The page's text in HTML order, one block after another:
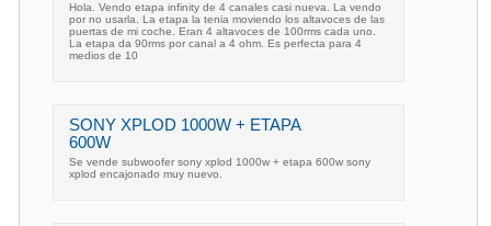
Hola. Vendo etapa infinity de 4 canales casi nueva. La vendo
por no usarla. La etapa la tenia moviendo los altavoces de las
puertas de mi coche. Eran 4 altavoces de 100rms cada uno.
La etapa da 90rms por canal a 4 ohm. Es perfecta para 4
medios de 10
SONY XPLOD 1000W + ETAPA
600W
Se vende subwoofer sony xplod 1000w + etapa 600w sony
xplod encajonado muy nuevo.